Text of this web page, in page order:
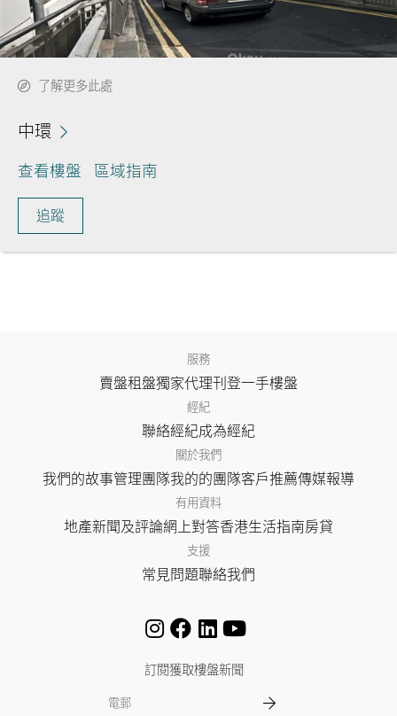
了解更多此處
中環
查看樓盤 區域指南
追蹤
服務
賣盤租盤獨家代理刊登一手樓盤
經紀
聯絡經紀成為經紀
關於我們
我們的故事管理團隊我的的團隊客戶推薦傳媒報導
有用資料
地產新聞及評論網上對答香港生活指南房貸
支援
常見問題聯絡我們
訂閱獲取樓盤新聞